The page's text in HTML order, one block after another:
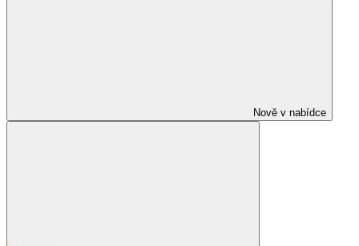
Nově v nabídce